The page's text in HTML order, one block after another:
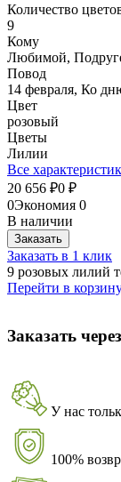
Количество
9
Кому
Любимой,
Повод
14 февраля, Ко
Цвет
розовый
Цветы
Лилии
Все
20 656 ₽0 ₽
0Экономия 0
В наличии
Заказать
Заказать в 1 клик
9 розовых лилий
Перейти в
Заказать
У нас
100%